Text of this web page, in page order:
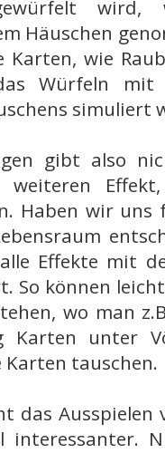
wird,
Häuschen
wie
Würfeln mit
simuliert
gibt also
Haben wir uns
Effekte mit
So können
wo man
Karten unter
Karten tauschen.
das Ausspielen
interessanter.